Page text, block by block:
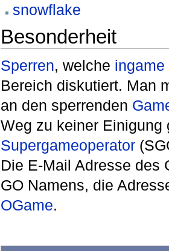
snowflake
Besonderheit
Sperren, welche ingame
Bereich diskutiert. Man
an den sperrenden
Weg zu keiner Einigung
Supergameoperator
Die E-Mail Adresse des
GO Namens, die
OGame.